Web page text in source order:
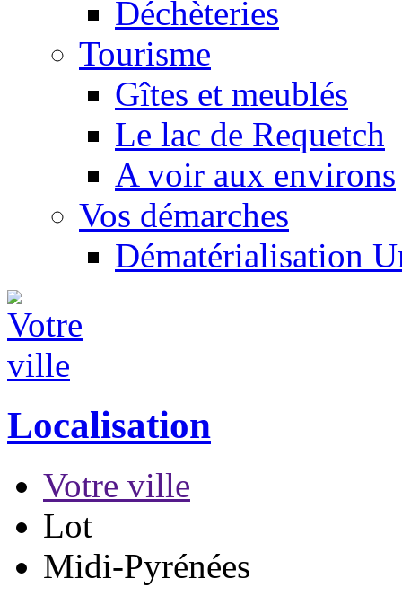
Déchèteries
Tourisme
Gîtes et meublés
Le lac de Requetch
A voir aux environs
Vos démarches
Dématérialisation
Localisation
Votre ville
Lot
Midi-Pyrénées